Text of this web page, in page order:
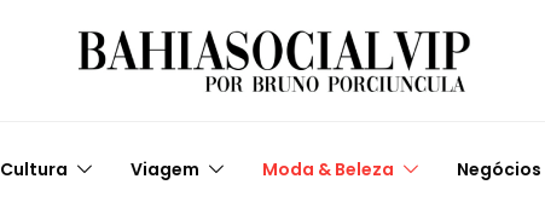
Cultura Viagem Moda & Beleza Negócios